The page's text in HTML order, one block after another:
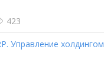
423
Управление холдингом